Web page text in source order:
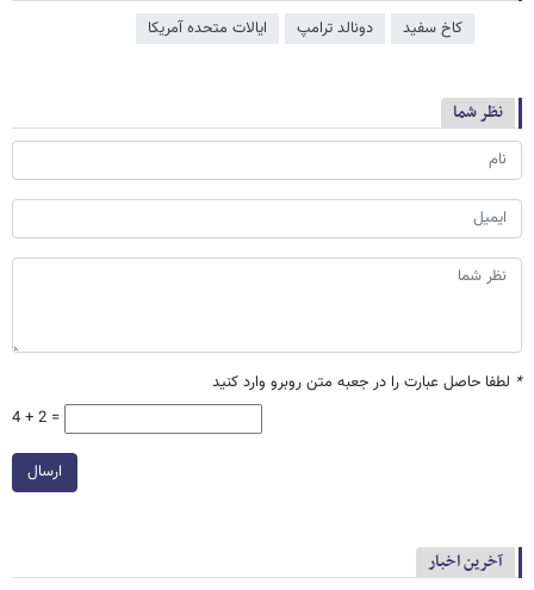
کاخ سفید دونالد ترامپ ایالات متحده آمریکا
نظر شما
* لطفا حاصل عبارت را در جعبه متن روبرو وارد کنید
4 + 2 =
ارسال
آخرین اخبار